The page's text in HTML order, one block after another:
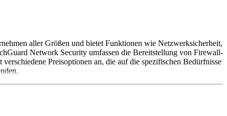
aller Größen und bietet Funktionen wie Netzwerksicherheit,
Network Security umfassen die Bereitstellung von Firewall-
Preisoptionen an, die auf die spezifischen Bedürfnisse